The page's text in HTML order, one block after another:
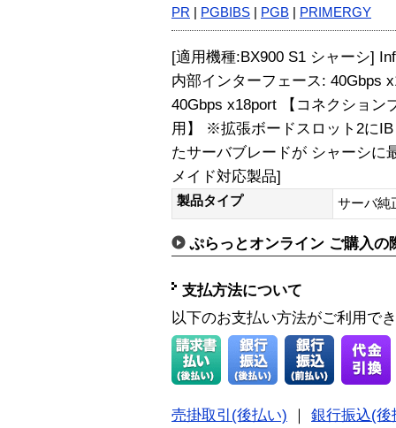
PR PGBIBS PGB PRIMERGY
[適用機種:BX900 S1 シャーシ]
内部インターフェース: 40Gbps
40Gbps x18port 【コネクション
用】 ※拡張ボードスロット2に
たサーバブレードが シャーシに
メイド対応製品]
製品タイプ サーバ純
ぷらっとオンライン ご購入の
支払方法について
以下のお支払い方法がご利用で
売掛取引(後払い)
銀行振込(後